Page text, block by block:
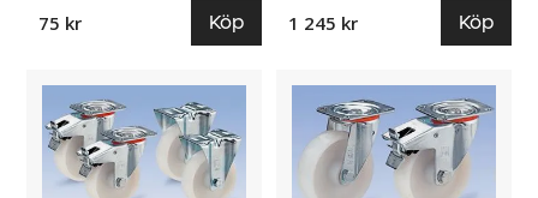
75 kr
Köp 1 245 kr Köp
Industrihjul
polyamid,
länkhjul
Industrihjul
polyamid,
länkhjul,